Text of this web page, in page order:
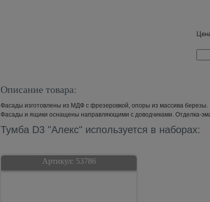
Описание товара:
Фасады изготовлены из МДФ с фрезеровкой, опоры из массива березы.
Фасады и ящики оснащены направляющими с доводчиками. Отделка-
Тумба D3 "Алекс" используется в наборах:
Артикул: 53786